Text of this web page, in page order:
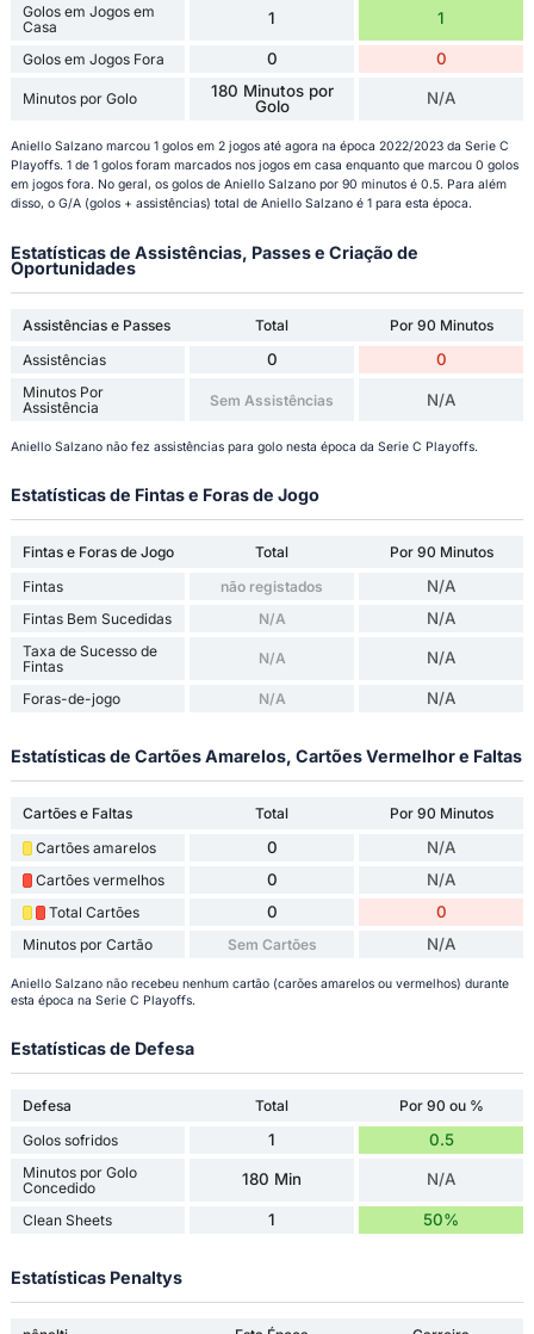
Golos em Jogos em
Casa
1 1
Golos em Jogos Fora 0 0
Minutos por Golo
180 Minutos por
Golo
N/A
Aniello Salzano marcou 1 golos em 2 jogos até agora na época 2022/2023 da Serie C
Playoffs. 1 de 1 golos foram marcados nos jogos em casa enquanto que marcou 0 golos
em jogos fora. No geral, os golos de Aniello Salzano por 90 minutos é 0.5. Para além
disso, o G/A (golos + assistências) total de Aniello Salzano é 1 para esta época.
Estatísticas de Assistências, Passes e Criação de
Oportunidades
Assistências e Passes Total
Por 90 Minutos
Assistências
0 0
Minutos Por
Assistência
Sem Assistências N/A
Aniello Salzano não fez assistências para golo nesta época da Serie C Playoffs.
Estatísticas de Fintas e Foras de Jogo
Fintas e Foras de Jogo Total
Por 90 Minutos
Fintas
não registados N/A
Fintas Bem Sucedidas N/A N/A
Taxa de Sucesso de
Fintas
N/A N/A
Foras-de-jogo N/A N/A
Estatísticas de Cartões Amarelos, Cartões Vermelhor e Faltas
Cartões e Faltas Total
Por 90 Minutos
Cartões amarelos
0 N/A
Cartões vermelhos 0 N/A
Total Cartões 0 0
Minutos por Cartão Sem Cartões N/A
Aniello Salzano não recebeu nenhum cartão (carões amarelos ou vermelhos) durante
esta época na Serie C Playoffs.
Estatísticas de Defesa
Defesa Total
Por 90 ou %
Golos sofridos
1 0.5
Minutos por Golo
Concedido
180 Min N/A
Clean Sheets 1 50%
Estatísticas Penaltys